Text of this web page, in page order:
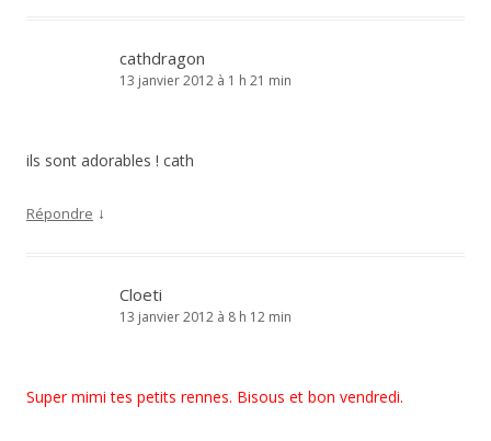
cathdragon
13 janvier 2012 à 1 h 21 min
ils sont adorables ! cath
Répondre ↓
Cloeti
13 janvier 2012 à 8 h 12 min
Super mimi tes petits rennes. Bisous et bon vendredi.